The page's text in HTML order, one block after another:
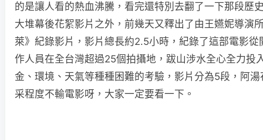
的是讓人看的熱血沸騰，看完還特別去翻了一下那段歷
大堆幕後花絮影片之外，前幾天又釋出了由王嬿妮導演
萊》紀錄影片，影片總長約2.5小時，紀錄了這部電影從
作人員在全台灣超過25個拍攝地，跋山涉水全­心全力投
金、環境、天氣等種種困難的考驗，影片分為5段，阿
采程度不輸電影呀，大家一定要看一下。